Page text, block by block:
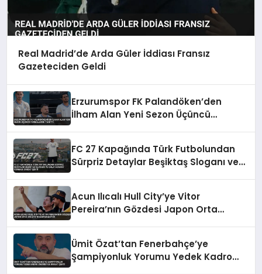
Real Madrid’de Arda Güler İddiası Fransız
Gazeteciden Geldi
Erzurumspor FK Palandöken’den
İlham Alan Yeni Sezon Üçüncü
FC 27 Kapağında Türk Futbolundan
Sürpriz Detaylar Beşiktaş Sloganı ve
Acun Ilıcalı Hull City’ye Vitor
Pereira’nın Gözdesi Japon Orta
Ümit Özat’tan Fenerbahçe’ye
Şampiyonluk Yorumu Yedek Kadro